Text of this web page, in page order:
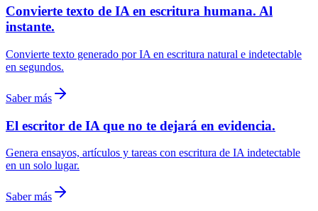
Convierte texto de IA en escritura humana. Al
instante.
Convierte texto generado por IA en escritura natural e indetectable
en segundos.
Saber más
El escritor de IA que no te dejará en evidencia.
Genera ensayos, artículos y tareas con escritura de IA indetectable
en un solo lugar.
Saber más